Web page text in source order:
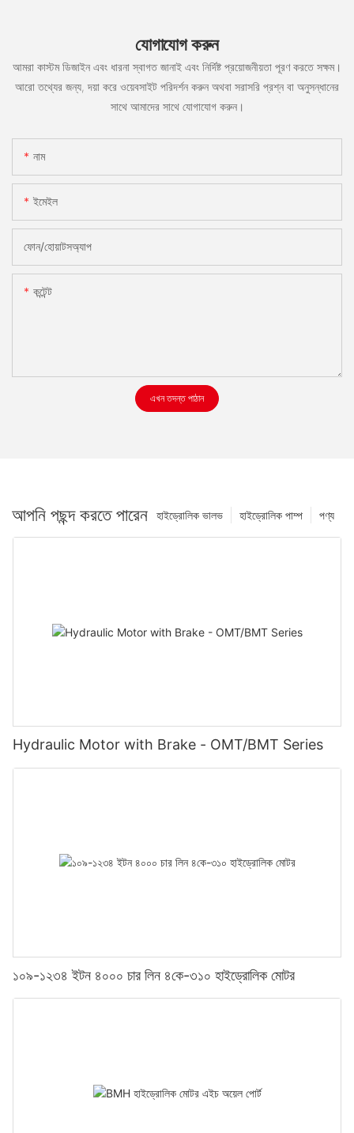
যোগাযোগ করুন
আমরা কাস্টম ডিজাইন এবং ধারনা স্বাগত জানাই এবং নির্দিষ্ট প্রয়োজনীয়তা পূরণ করতে সক্ষম।
আরো তথ্যের জন্য, দয়া করে ওয়েবসাইট পরিদর্শন করুন অথবা সরাসরি প্রশ্ন বা অনুসন্ধানের
সাথে আমাদের সাথে যোগাযোগ করুন।
নাম
ইমেইল
ফোন/হোয়াটসঅ্যাপ
কন্টেন্ট
এখন তদন্ত পাঠান
আপনি পছন্দ করতে পারেন পণ্য
হাইড্রোলিক পাম্প
হাইড্রোলিক ভালভ
Hydraulic Motor with Brake - OMT/BMT Series
১০৯-১২৩৪ ইটন ৪০০০ চার লিন ৪কে-৩১০ হাইড্রোলিক মোটর